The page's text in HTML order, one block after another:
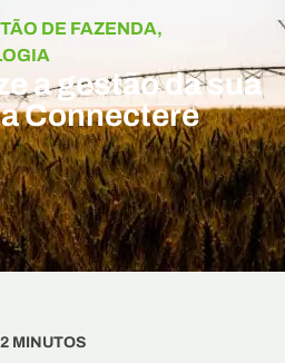
DE FAZENDA,
a gestão da sua
Connectere
2 MINUTOS